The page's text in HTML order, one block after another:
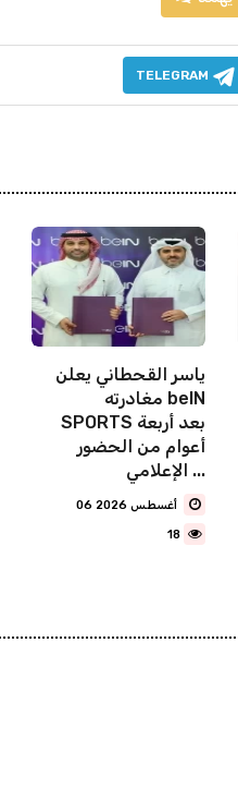
TELEGRAM
ياسر القحطاني يعلن
مغادرته beIN
SPORTS بعد أربعة
أعوام من الحضور
الإعلامي ...
18